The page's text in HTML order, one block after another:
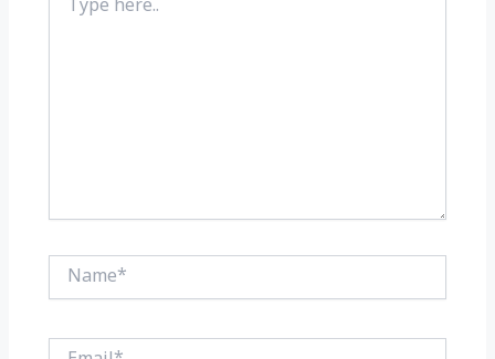
here..
Name*
Email*